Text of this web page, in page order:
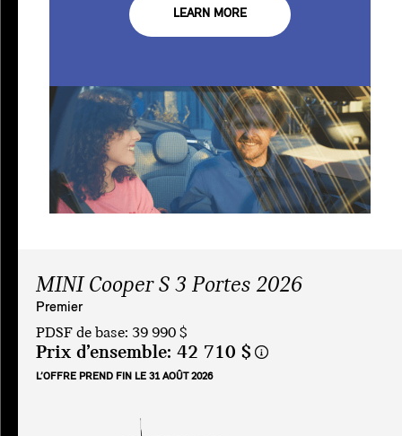
LEARN MORE
MINI Cooper S 3 Portes 2026
Premier
PDSF de base: 39 990 $
Prix d’ensemble: 42 710 $
L’OFFRE PREND FIN LE 31 AOÛT 2026